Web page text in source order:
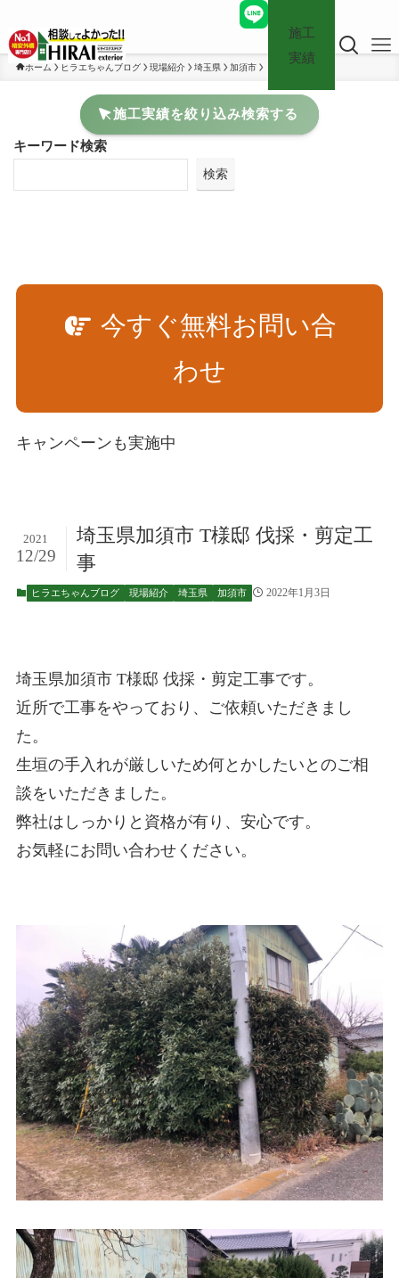
施工
実績
ホーム ヒラエちゃんブログ 現場紹介 埼玉県 加須市
施工実績を絞り込み検索する
キーワード検索
検索
今すぐ無料お問い合
わせ
キャンペーンも実施中
埼玉県加須市 T様邸 伐採・剪定工
事
2021
12/29
ヒラエちゃんブログ 現場紹介 埼玉県 加須市 2022年1月3日
埼玉県加須市 T様邸 伐採・剪定工事です。
近所で工事をやっており、ご依頼いただきまし
た。
生垣の手入れが厳しいため何とかしたいとのご相
談をいただきました。
弊社はしっかりと資格が有り、安心です。
お気軽にお問い合わせください。